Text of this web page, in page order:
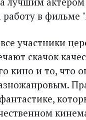
в фильме
участники
скачок
кино и то, что